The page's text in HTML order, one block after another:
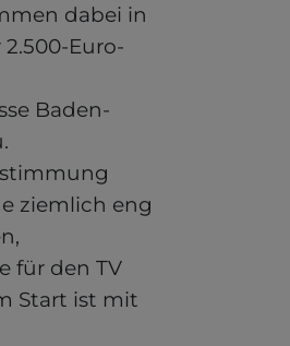
dabei in
Euro-
Baden-
ziemlich eng
für den TV
Start ist mit